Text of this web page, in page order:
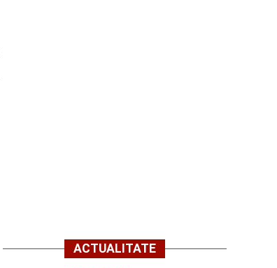
ACTUALITATE